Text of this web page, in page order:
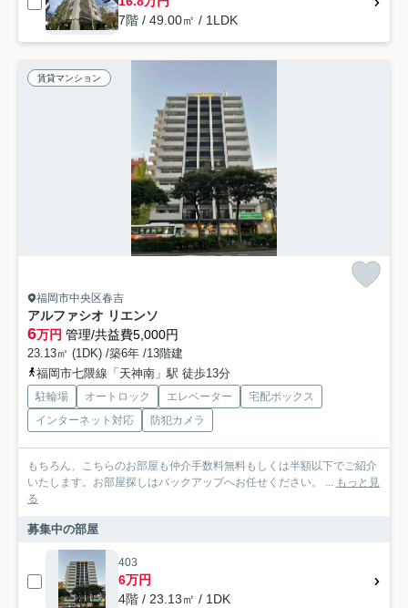
7階 / 49.00㎡ / 1LDK
賃貸マンション
福岡市中央区春吉
アルファシオ リエンソ
6万円 管理/共益費5,000円
23.13㎡ (1DK) /築6年 /13階建
福岡市七隈線「天神南」駅 徒歩13分
駐輪場 オートロック エレベーター
宅配ボックス
インターネット対応
防犯カメラ
もちろん、こちらのお部屋も仲介手数料無料もしくは半額以下でご紹介
いたします。お部屋探しはバックアップへお任せください。 ... もっと見
る
募集中の部屋
403
6万円
4階 / 23.13㎡ / 1DK